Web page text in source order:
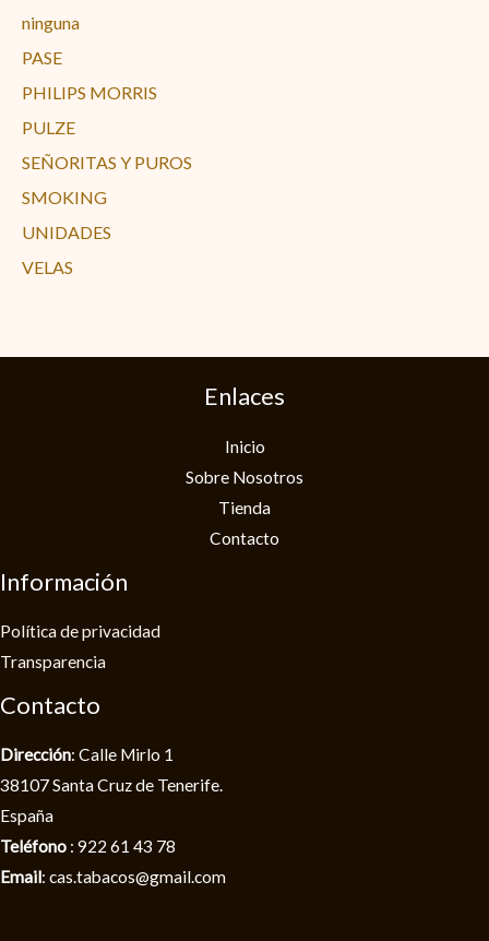
ninguna
PASE
PHILIPS MORRIS
PULZE
SEÑORITAS Y PUROS
SMOKING
UNIDADES
VELAS
Enlaces
Inicio
Sobre Nosotros
Tienda
Contacto
Información
Política de privacidad​
Transparencia
Contacto
Dirección: Calle Mirlo 1
38107 Santa Cruz de Tenerife.
España
Teléfono : 922 61 43 78
Email: cas.tabacos@gmail.com